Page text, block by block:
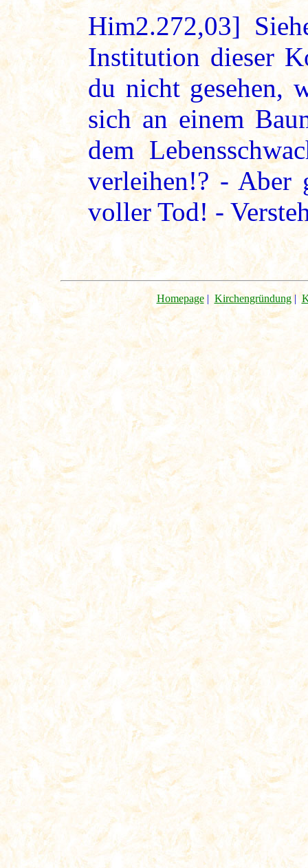
Him2.272,03]
Institution dieser
du nicht gesehen,
sich an einem
dem
verleihen!? - Aber
voller Tod! -
Homepage| Kirchengründung|